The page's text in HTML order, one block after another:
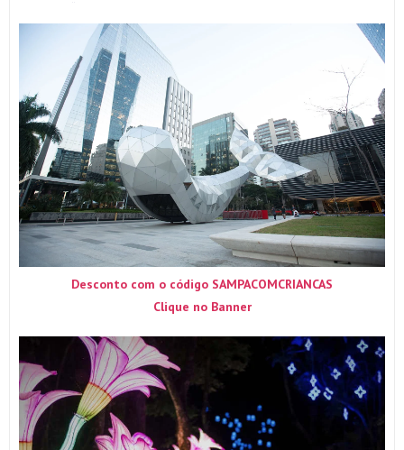
Desconto com o código SAMPACOMCRIANCAS
Clique no Banner